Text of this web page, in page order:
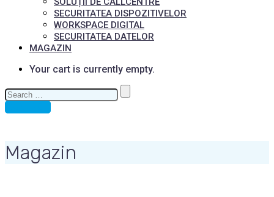
SECURITATEA DISPOZITIVELOR
WORKSPACE DIGITAL
SECURITATEA DATELOR
MAGAZIN
Your cart is currently empty.
Search
for:
Magazin